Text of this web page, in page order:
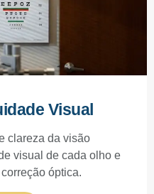
Visual
clareza da visão
visual de cada olho e
óptica.